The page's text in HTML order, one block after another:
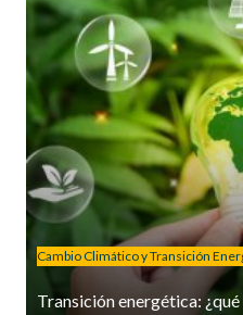
Cambio Climático y Transición
Transición energética: